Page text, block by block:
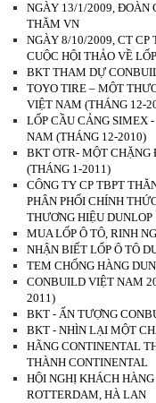
NGÀY 13/1/2009, ĐOÀN
THĂM VN
NGÀY 8/10/2009, CT CP
CUỘC HỘI THẢO VỀ
BKT THAM DỰ
TOYO TIRE – MỘT
VIỆT NAM (THÁNG 12-
LỐP CẦU CẢNG SIMEX
NAM (THÁNG 12-2010)
BKT OTR- MỘT CHẶNG
(THÁNG 1-2011)
CÔNG TY CP TBPT
PHÂN PHỐI CHÍNH
THƯƠNG HIỆU DUNLOP
MUA LỐP Ô TÔ, RINH
NHẬN BIẾT LỐP Ô TÔ
TEM CHỐNG HÀNG
CONBUILD VIỆT NAM
2011)
BKT - ẤN TƯỢNG
BKT - NHÌN LẠI MỘT
HÃNG CONTINENTAL
THÀNH CONTINENTAL
HỘI NGHỊ KHÁCH
ROTTERDAM, HÀ LAN